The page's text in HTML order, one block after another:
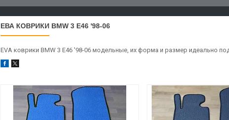
ЕВА КОВРИКИ BMW 3 E46 '98-06
EVA коврики BMW 3 E46 '98-06 модельные, их форма и размер идеально